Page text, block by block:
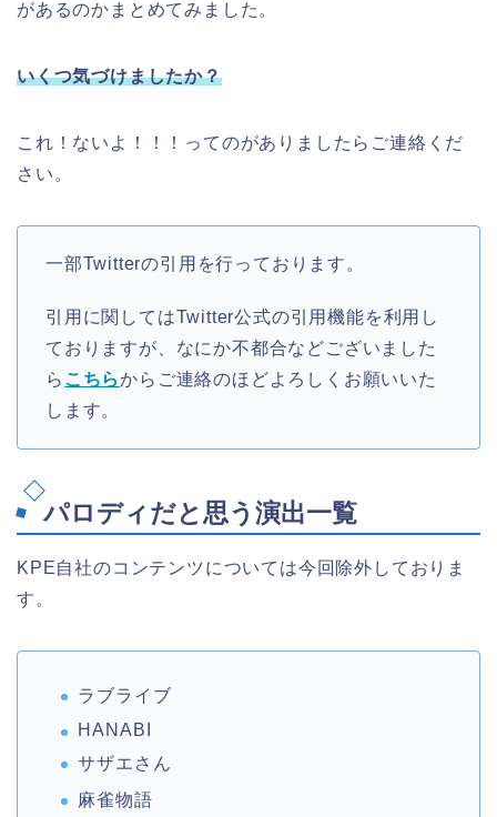
があるのかまとめてみました。
いくつ気づけましたか？
これ！ないよ！！！ってのがありましたらご連絡くだ
さい。
一部Twitterの引用を行っております。
引用に関してはTwitter公式の引用機能を利用し
ておりますが、なにか不都合などございました
ら こちらからご連絡のほどよろしくお願いいた
します。
パロディだと思う演出一覧
KPE自社のコンテンツについては今回除外しておりま
す。
ラブライブ
HANABI
サザエさん
麻雀物語